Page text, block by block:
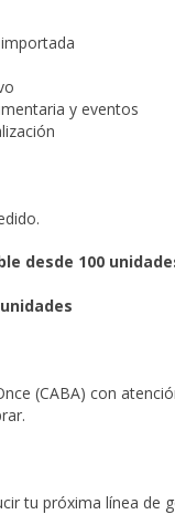
y eventos
desde 100
(CABA) con
tu próxima línea de